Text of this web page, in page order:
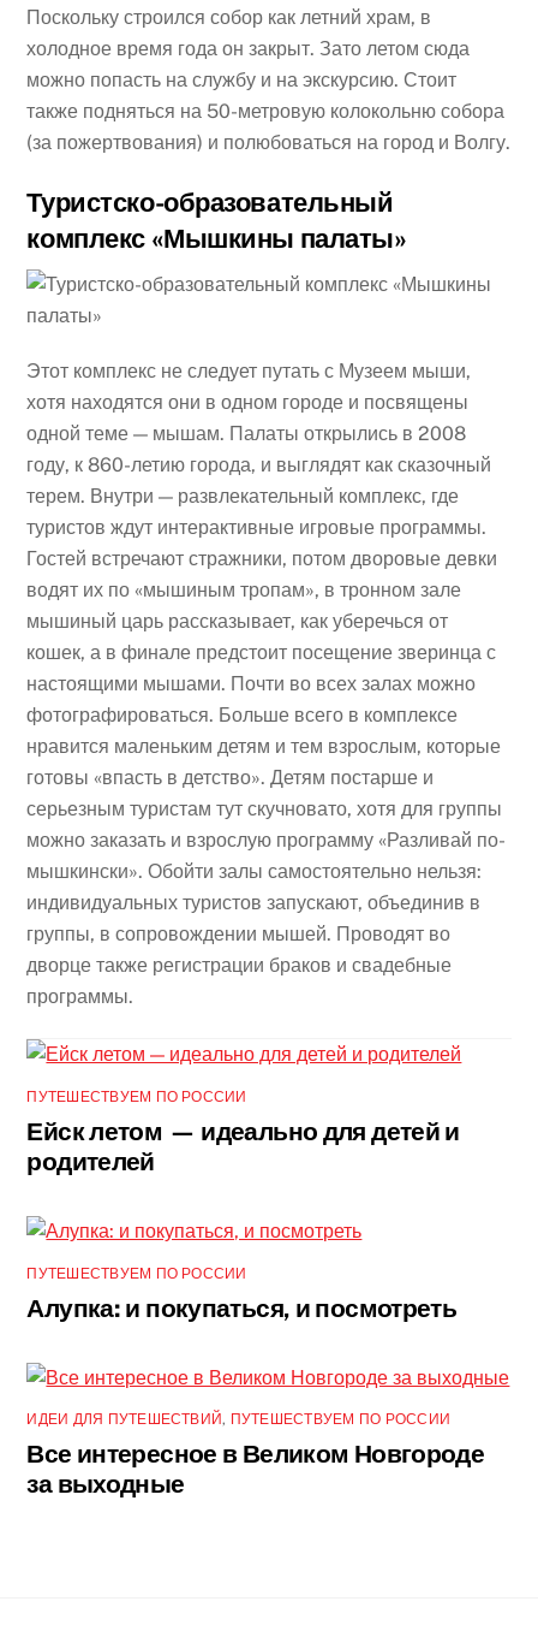
Поскольку строился собор как летний храм, в
холодное время года он закрыт. Зато летом сюда
можно попасть на службу и на экскурсию. Стоит
также подняться на 50-метровую колокольню собора
(за пожертвования) и полюбоваться на город и Волгу.
Туристско-образовательный
комплекс «Мышкины палаты»
Этот комплекс не следует путать с Музеем мыши,
хотя находятся они в одном городе и посвящены
одной теме — мышам. Палаты открылись в 2008
году, к 860-летию города, и выглядят как сказочный
терем. Внутри — развлекательный комплекс, где
туристов ждут интерактивные игровые программы.
Гостей встречают стражники, потом дворовые девки
водят их по «мышиным тропам», в тронном зале
мышиный царь рассказывает, как уберечься от
кошек, а в финале предстоит посещение зверинца с
настоящими мышами. Почти во всех залах можно
фотографироваться. Больше всего в комплексе
нравится маленьким детям и тем взрослым, которые
готовы «впасть в детство». Детям постарше и
серьезным туристам тут скучновато, хотя для группы
можно заказать и взрослую программу «Разливай по-
мышкински». Обойти залы самостоятельно нельзя:
индивидуальных туристов запускают, объединив в
группы, в сопровождении мышей. Проводят во
дворце также регистрации браков и свадебные
программы.
ПУТЕШЕСТВУЕМ ПО РОССИИ
Ейск летом — идеально для детей и
родителей
ПУТЕШЕСТВУЕМ ПО РОССИИ
Алупка: и покупаться, и посмотреть
ИДЕИ ДЛЯ ПУТЕШЕСТВИЙ, ПУТЕШЕСТВУЕМ ПО РОССИИ
Все интересное в Великом Новгороде
за выходные